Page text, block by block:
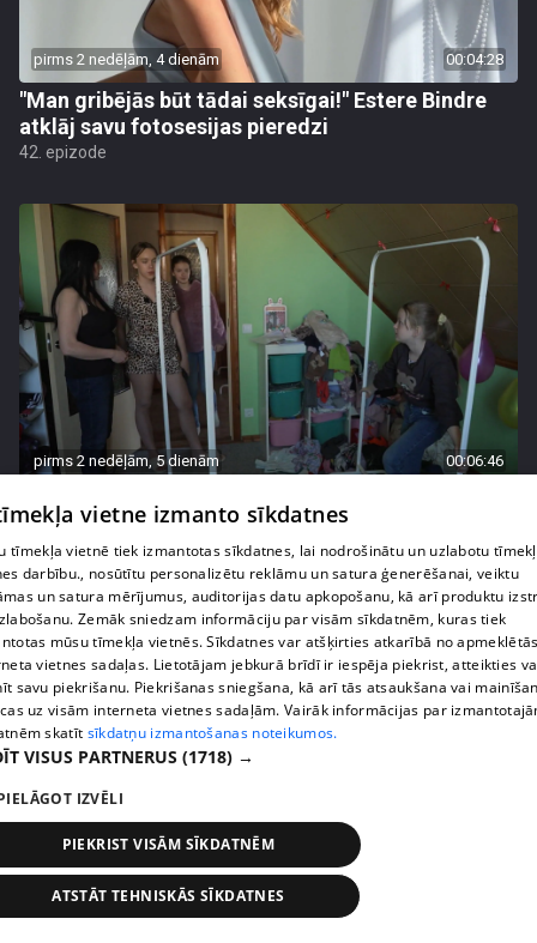
pirms 2 nedēļām, 4 dienām 00:04:28
"Man gribējās būt tādai seksīgai!" Estere Bindre
atklāj savu fotosesijas pieredzi
42. epizode
pirms 2 nedēļām, 5 dienām 00:06:46
"Bindru sievietēm viss ir pa spēkam!" Dāmas rāda
klasi, kā pabeigt iesāktos darbus
44. epizode
Olga Koha neslēpj aizvainojumu par vīra
vietne izmanto sīkdatnes
tīmekļa vietnē tiek izmantotas sīkdatnes, lai nodrošinātu un uzlabotu
darbību., nosūtītu personalizētu reklāmu un satura ģenerēšanai, veiktu
un satura mērījumus, auditorijas datu apkopošanu, kā arī produktu
Zemāk sniedzam informāciju par visām sīkdatnēm, kuras tiek
mūsu tīmekļa vietnēs. Sīkdatnes var atšķirties atkarībā no
vietnes sadaļas. Lietotājam jebkurā brīdī ir iespēja piekrist, atteikties
savu piekrišanu. Piekrišanas sniegšana, kā arī tās atsaukšana vai
uz visām interneta vietnes sadaļām. Vairāk informācijas par
skatīt sīkdatņu izmantošanas noteikumos.
VISUS PARTNERUS (1718) →
IZVĒLI
PIEKRIST VISĀM SĪKDATNĒM
ATSTĀT TEHNISKĀS SĪKDATNES